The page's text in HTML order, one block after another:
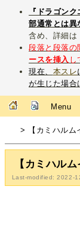
『ドラゴン
部通常とは異
含め、詳細は
段落と段落の
ースを挿入 し
現在、 本スレ
が生じた場合
Menu
> 【カミハルム
【カミハル
Last-modified: 2022-